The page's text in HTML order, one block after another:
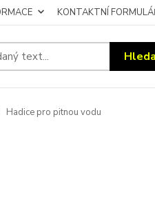
KONTAKTNÍ
Hadice pro pitnou vodu